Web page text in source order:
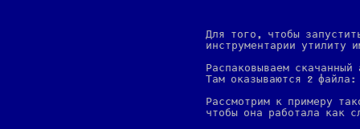
Для того, чтобы
инструментарии утилиту
Распаковываем
Там оказываются 2
Рассмотрим к примеру
чтобы она работала как